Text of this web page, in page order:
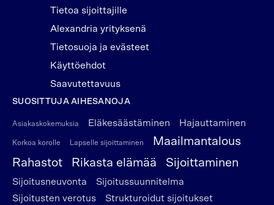
Tietoa sijoittajille
Alexandria yrityksenä
Tietosuoja ja evästeet
Käyttöehdot
Saavutettavuus
SUOSITTUJA AIHESANOJA
Asiakaskokemuksia Eläkesäästäminen Hajauttaminen
Korkoa korolle Lapselle sijoittaminen
Maailmantalous
Rahastot
Rikasta elämää Sijoittaminen
Sijoitusneuvonta
Sijoitussuunnitelma
Sijoitusten verotus
Strukturoidut sijoitukset